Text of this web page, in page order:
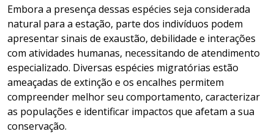
Embora a presença dessas espécies seja considerada
natural para a estação, parte dos indivíduos podem
apresentar sinais de exaustão, debilidade e interações
com atividades humanas, necessitando de atendimento
especializado. Diversas espécies migratórias estão
ameaçadas de extinção e os encalhes permitem
compreender melhor seu comportamento, caracterizar
as populações e identificar impactos que afetam a sua
conservação.